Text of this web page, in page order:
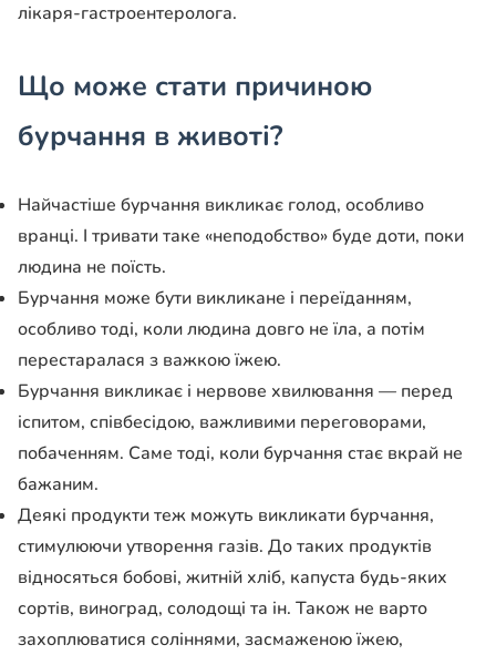
лікаря-гастроентеролога.
Що може стати причиною
бурчання в животі?
Найчастіше бурчання викликає голод, особливо
вранці. І тривати таке «неподобство» буде доти, поки
людина не поїсть.
Бурчання може бути викликане і переїданням,
особливо тоді, коли людина довго не їла, а потім
перестаралася з важкою їжею.
Бурчання викликає і нервове хвилювання — перед
іспитом, співбесідою, важливими переговорами,
побаченням. Саме тоді, коли бурчання стає вкрай не
бажаним.
Деякі продукти теж можуть викликати бурчання,
стимулюючи утворення газів. До таких продуктів
відносяться бобові, житній хліб, капуста будь-яких
сортів, виноград, солодощі та ін. Також не варто
захоплюватися соліннями, засмаженою їжею,